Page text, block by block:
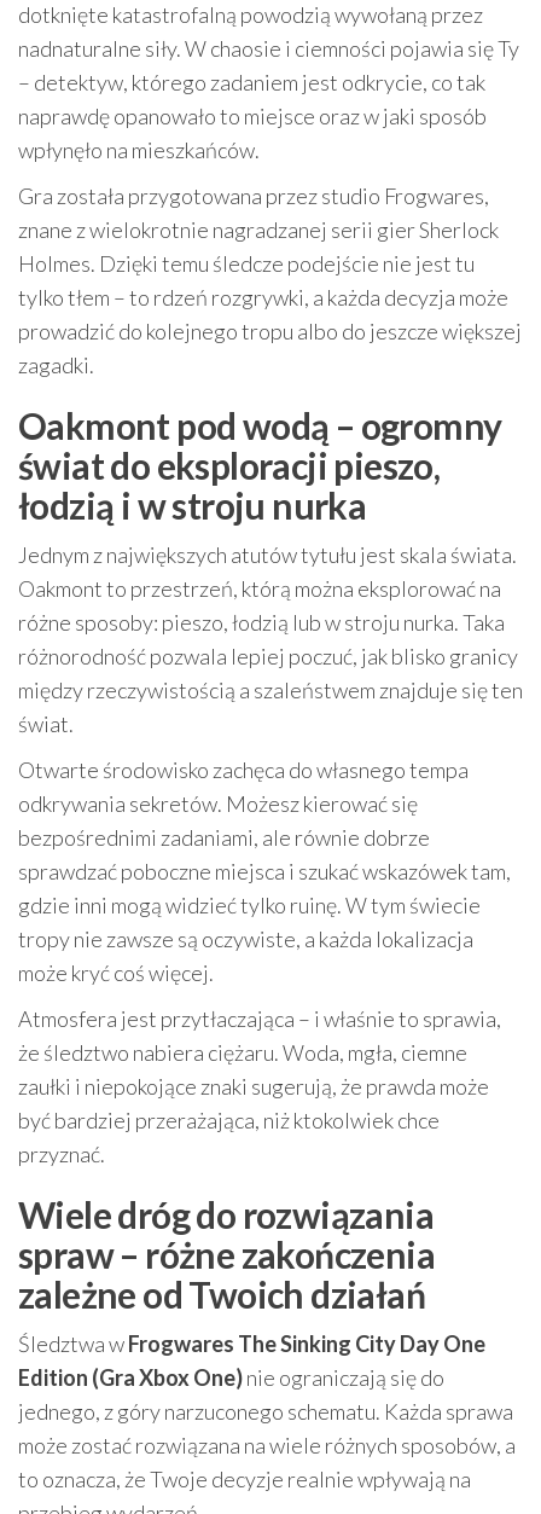
dotknięte katastrofalną powodzią wywołaną przez
nadnaturalne siły. W chaosie i ciemności pojawia się Ty
– detektyw, którego zadaniem jest odkrycie, co tak
naprawdę opanowało to miejsce oraz w jaki sposób
wpłynęło na mieszkańców.
Gra została przygotowana przez studio Frogwares,
znane z wielokrotnie nagradzanej serii gier Sherlock
Holmes. Dzięki temu śledcze podejście nie jest tu
tylko tłem – to rdzeń rozgrywki, a każda decyzja może
prowadzić do kolejnego tropu albo do jeszcze większej
zagadki.
Oakmont pod wodą – ogromny
świat do eksploracji pieszo,
łodzią i w stroju nurka
Jednym z największych atutów tytułu jest skala świata.
Oakmont to przestrzeń, którą można eksplorować na
różne sposoby: pieszo, łodzią lub w stroju nurka. Taka
różnorodność pozwala lepiej poczuć, jak blisko granicy
między rzeczywistością a szaleństwem znajduje się ten
świat.
Otwarte środowisko zachęca do własnego tempa
odkrywania sekretów. Możesz kierować się
bezpośrednimi zadaniami, ale równie dobrze
sprawdzać poboczne miejsca i szukać wskazówek tam,
gdzie inni mogą widzieć tylko ruinę. W tym świecie
tropy nie zawsze są oczywiste, a każda lokalizacja
może kryć coś więcej.
Atmosfera jest przytłaczająca – i właśnie to sprawia,
że śledztwo nabiera ciężaru. Woda, mgła, ciemne
zaułki i niepokojące znaki sugerują, że prawda może
być bardziej przerażająca, niż ktokolwiek chce
przyznać.
Wiele dróg do rozwiązania
spraw – różne zakończenia
zależne od Twoich działań
Śledztwa wFrogwares The Sinking City Day One
Edition (Gra Xbox One)nie ograniczają się do
jednego, z góry narzuconego schematu. Każda sprawa
może zostać rozwiązana na wiele różnych sposobów, a
to oznacza, że Twoje decyzje realnie wpływają na